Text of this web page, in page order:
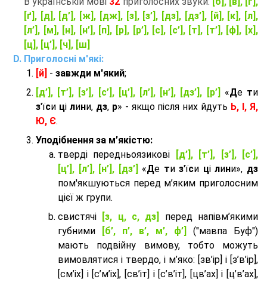
[ґ], [д], [д’], [ж], [дж], [з], [з’], [дз], [дз’], [й], [к], [л],
[л’], [м], [н], [н’], [п], [р], [р’], [с], [с’], [т], [т’], [ф], [х],
[ц], [ц’], [ч], [ш]
Приголосні м'які:
[й] - завжди м'який;
[д’], [т’], [з’], [с’], [ц’], [л’], [н’], [дз’], [р’]
«Де ти
з'їси ці лини, дз, р» - якщо після них йдуть Ь, І, Я,
Ю, Є.
Уподібнення за м’якістю:
тверді передньоязикові
[д’], [т’], [з’], [с’],
[ц’], [л’], [н’], [дз’] «Де тиз'їси цілини», дз
пом'якшуються перед м’яким приголосним
цієї ж групи.
cвистячі
[з, ц, с, дз]
перед напівм’якими
губними
[б’, п’, в’, м’, ф’]
("мавпа Буф")
мають подвійну вимову, тобто можуть
вимовлятися і твердо, і м’яко: [зв’ір] і [з’в’ір],
[см’іх] і [с’м’іх], [св’іт] і [с’в’іт], [цв’ах] і [ц’в’ах],